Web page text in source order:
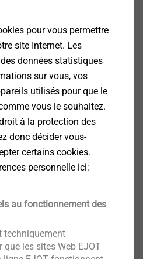
pour vous permettre
site Internet. Les
données statistiques
sur vous, vos
utilisés pour que le
vous le souhaitez.
à la protection des
donc décider vous-
certains cookies.
personnelle ici:
au fonctionnement des
techniquement
que les sites Web EJOT